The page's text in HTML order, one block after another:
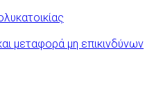
μεταφορά μη επικινδύνων